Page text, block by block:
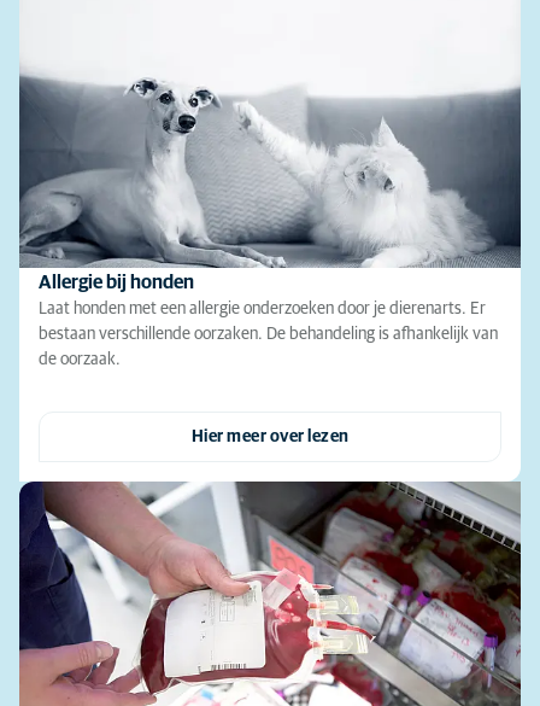
Allergie bij honden
Laat honden met een allergie onderzoeken door je dierenarts. Er
bestaan verschillende oorzaken. De behandeling is afhankelijk van
de oorzaak.
Hier meer over lezen